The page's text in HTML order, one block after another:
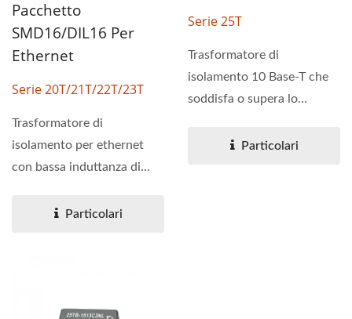
Pacchetto
SMD16/DIL16 Per
Ethernet
Serie 20T/21T/22T/23T
Trasformatore di
isolamento per ethernet
con bassa induttanza di
accoppiamento....
Particolari
Serie 25T
Trasformatore di
isolamento 10 Base-T che
soddisfa o supera lo
pacchetto...Particolari